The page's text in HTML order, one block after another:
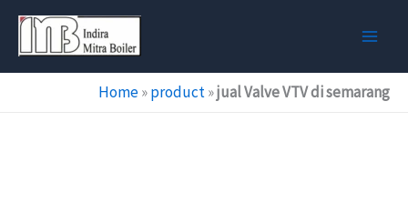
Skip
content
Home»product»jual Valve VTV di semarang